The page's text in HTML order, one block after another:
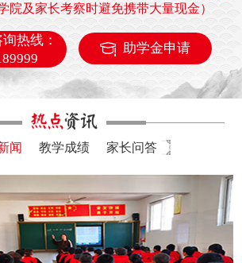
院及家长考察时避免携带大量现金）
热线：
助学金申请
闻 教学成绩 家长问答